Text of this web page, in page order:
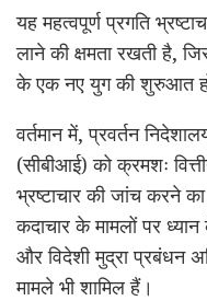
यह महत्वपूर्ण प्रगति
लाने की क्षमता रखती है,
के एक नए युग की शुरुआत
वर्तमान में, प्रवर्तन
(सीबीआई) को क्रमशः
भ्रष्टाचार की जांच करने
कदाचार के मामलों पर
और विदेशी मुद्रा प्रबंधन
मामले भी शामिल हैं।